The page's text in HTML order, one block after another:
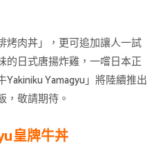
烤肉丼」，更可追加讓人一試
的日式唐揚炸雞，一嚐日本正
Yamagyu」將陸續推出
，敬請期待。
皇牌牛丼